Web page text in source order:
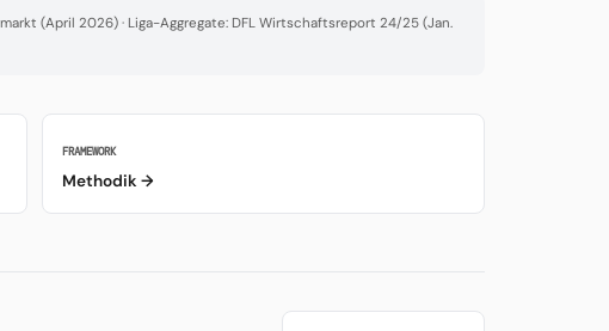
(April 2026) · Liga-Aggregate: DFL Wirtschaftsreport 24/25 (Jan.
FRAMEWORK
Methodik →